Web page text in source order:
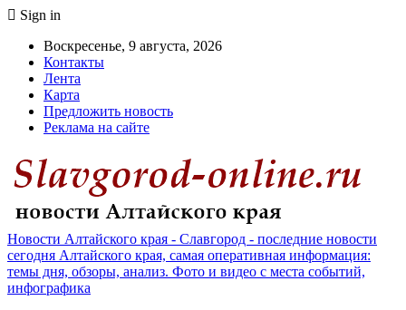
Sign in
Воскресенье, 9 августа, 2026
Контакты
Лента
Карта
Предложить новость
Реклама на сайте
Новости Алтайского края - Славгород - последние новости
сегодня Алтайского края, самая оперативная информация:
темы дня, обзоры, анализ. Фото и видео с места событий,
инфографика